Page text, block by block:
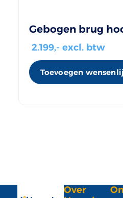
Gebogen brug
2.199,- excl. btw
Toevoegen
Over